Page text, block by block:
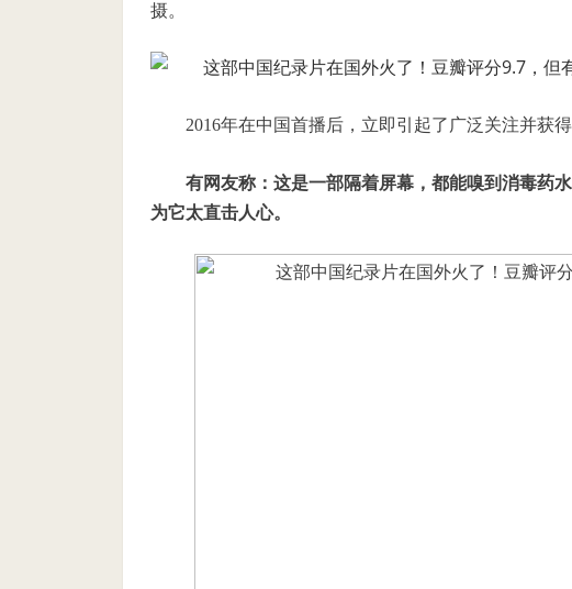
摄。
2016年在中国首播后，立即引起了广泛关注并获得
有网友称： 这是一部隔着屏幕，都能嗅到消毒药
为它太直击人心。